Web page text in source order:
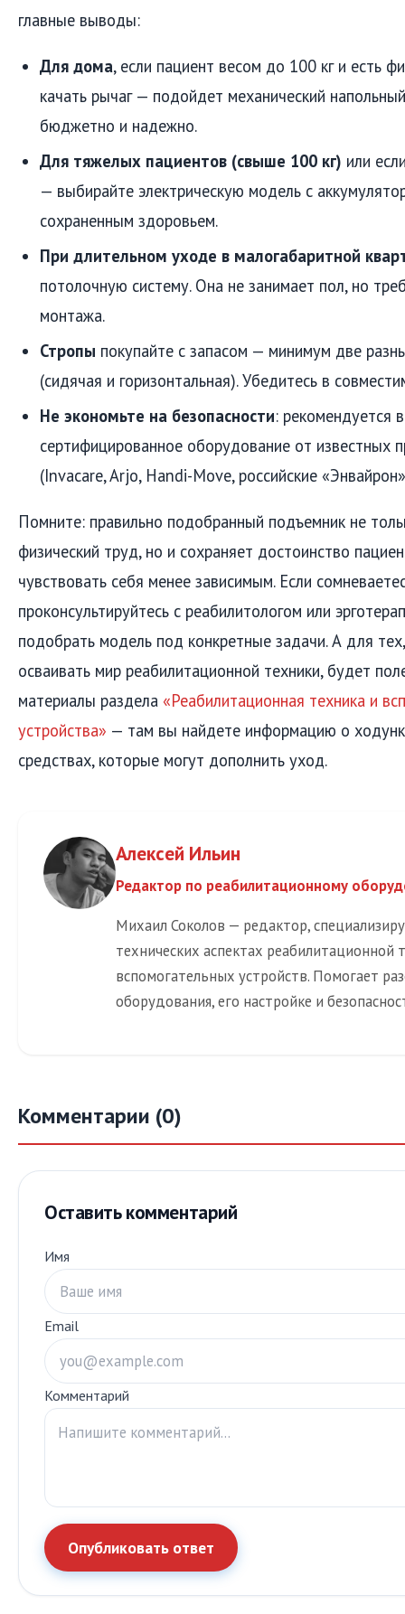
главные выводы:
Для дома, если пациент весом до 100 кг и есть
качать рычаг — подойдет механический
бюджетно и надежно.
Для тяжелых пациентов (свыше 100 кг) или
— выбирайте электрическую модель с
сохраненным здоровьем.
При длительном уходе в малогабаритной
потолочную систему. Она не занимает пол, но
монтажа.
Стропы покупайте с запасом — минимум две
(сидячая и горизонтальная). Убедитесь в
Не экономьте на безопасности: рекомендуется
сертифицированное оборудование от известных
(Invacare, Arjo, Handi-Move, российские
Помните: правильно подобранный подъемник не
физический труд, но и сохраняет достоинство
чувствовать себя менее зависимым. Если
проконсультируйтесь с реабилитологом или
подобрать модель под конкретные задачи. А для
осваивать мир реабилитационной техники, будет
материалы раздела «Реабилитационная техника и
устройства» — там вы найдете информацию о
средствах, которые могут дополнить уход.
Алексей Ильин
Редактор по реабилитационному
Михаил Соколов — редактор,
технических аспектах реабилитационной
вспомогательных устройств. Помогает
оборудования, его настройке и
Комментарии (0)
Оставить комментарий
Имя
Email
Комментарий
Опубликовать ответ